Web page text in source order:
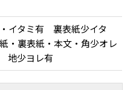
イタミ有 裏表紙少イタ
・裏表紙・本文・角少オレ
地少ヨレ有